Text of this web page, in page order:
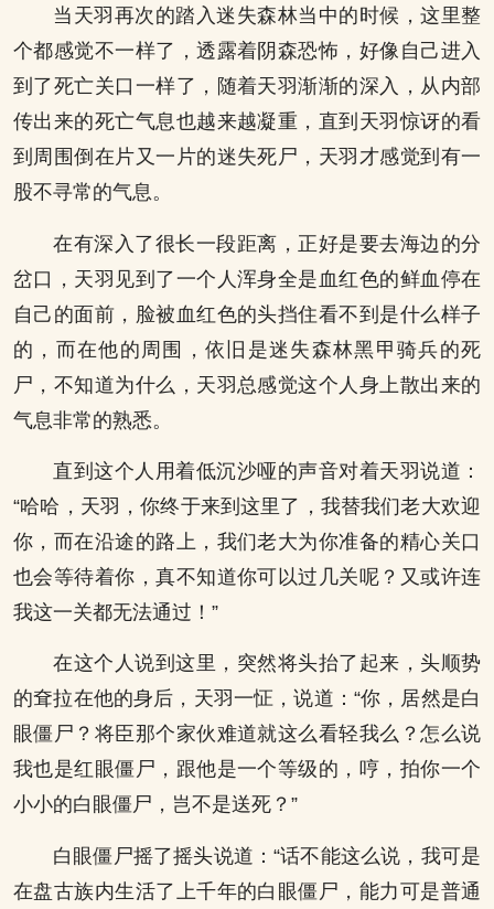
当天羽再次的踏入迷失森林当中的时候，这里整
个都感觉不一样了，透露着阴森恐怖，好像自己进入
到了死亡关口一样了，随着天羽渐渐的深入，从内部
传出来的死亡气息也越来越凝重，直到天羽惊讶的看
到周围倒在片又一片的迷失死尸，天羽才感觉到有一
股不寻常的气息。
在有深入了很长一段距离，正好是要去海边的分
岔口，天羽见到了一个人浑身全是血红色的鲜血停在
自己的面前，脸被血红色的头挡住看不到是什么样子
的，而在他的周围，依旧是迷失森林黑甲骑兵的死
尸，不知道为什么，天羽总感觉这个人身上散出来的
气息非常的熟悉。
直到这个人用着低沉沙哑的声音对着天羽说道：
“哈哈，天羽，你终于来到这里了，我替我们老大欢迎
你，而在沿途的路上，我们老大为你准备的精心关口
也会等待着你，真不知道你可以过几关呢？又或许连
我这一关都无法通过！”
在这个人说到这里，突然将头抬了起来，头顺势
的耷拉在他的身后，天羽一怔，说道：“你，居然是白
眼僵尸？将臣那个家伙难道就这么看轻我么？怎么说
我也是红眼僵尸，跟他是一个等级的，哼，拍你一个
小小的白眼僵尸，岂不是送死？”
白眼僵尸摇了摇头说道：“话不能这么说，我可是
在盘古族内生活了上千年的白眼僵尸，能力可是普通